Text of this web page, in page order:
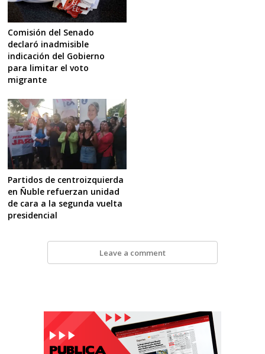
Comisión del Senado
declaró inadmisible
indicación del Gobierno
para limitar el voto
migrante
Partidos de centroizquierda
en Ñuble refuerzan unidad
de cara a la segunda vuelta
presidencial
Leave a comment